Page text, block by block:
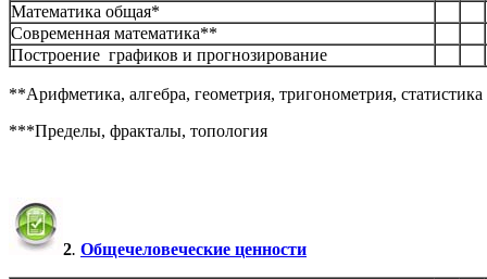
Математика общая*
Современная математика**
Построение графиков и прогнозирование
**Арифметика, алгебра, геометрия, тригонометрия, статистика
***Пределы, фракталы, топология
2. Общечеловеческие ценности